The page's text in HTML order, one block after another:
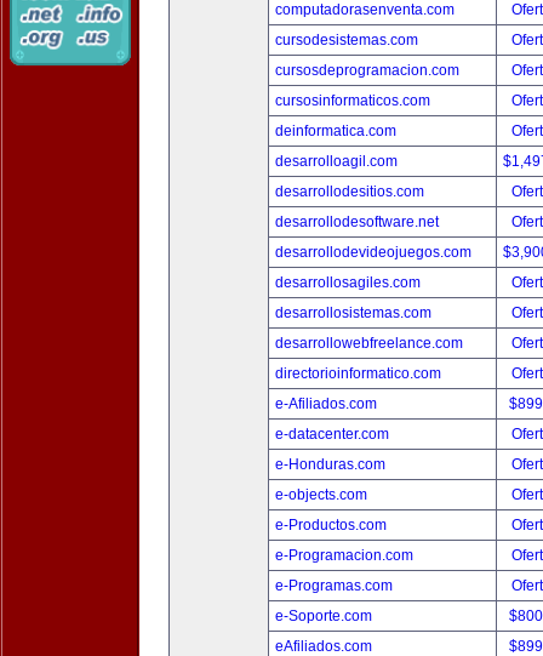
computadorasenventa.com
cursodesistemas.com
cursosdeprogramacion.com
cursosinformaticos.com
deinformatica.com
desarrolloagil.com
desarrollodesitios.com
desarrollodesoftware.net
desarrollodevideojuegos.com
desarrollosagiles.com
desarrollosistemas.com
desarrollowebfreelance.com
directorioinformatico.com
e-Afiliados.com
e-datacenter.com
e-Honduras.com
e-objects.com
e-Productos.com
e-Programacion.com
e-Programas.com
e-Soporte.com
eAfiliados.com